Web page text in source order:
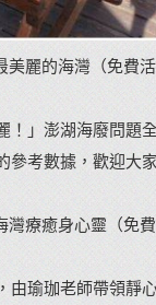
美麗的海灣（免費
！」澎湖海廢問
參考數據，歡迎大
灣療癒身心靈（免
由瑜珈老師帶領靜